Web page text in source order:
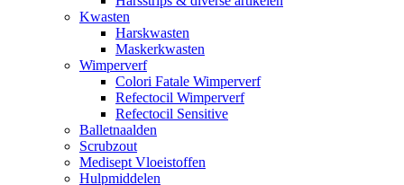
Kwasten
Harskwasten
Maskerkwasten
Wimperverf
Colori Fatale Wimperverf
Refectocil Wimperverf
Refectocil Sensitive
Balletnaalden
Scrubzout
Medisept Vloeistoffen
Hulpmiddelen